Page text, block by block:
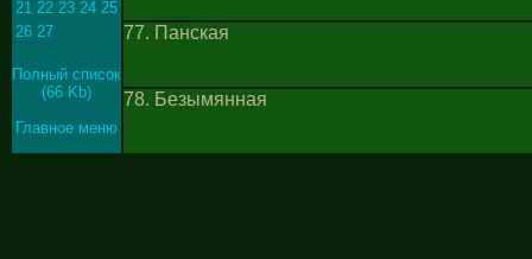
21 22 23 24 25
26 27
Полный список
(66 Kb)
Главное меню
77. Панская
78. Безымянная